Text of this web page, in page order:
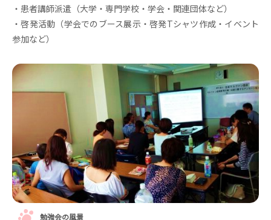
・患者講師派遣（大学・専門学校・学会・関連団体など）
・啓発活動（学会でのブース展示・啓発Tシャツ作成・イベント
参加など）
勉強会の風景